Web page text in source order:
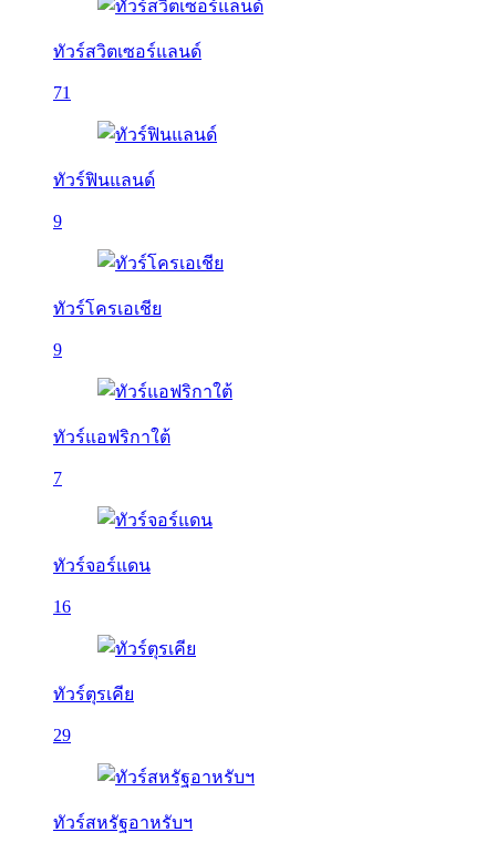
ทัวร์สวิตเซอร์แลนด์
71
ทัวร์ฟินแลนด์
9
ทัวร์โครเอเชีย
9
ทัวร์แอฟริกาใต้
7
ทัวร์จอร์แดน
16
ทัวร์ตุรเคีย
29
ทัวร์สหรัฐอาหรับฯ